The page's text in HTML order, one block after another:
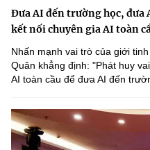
Địa chỉ: Ban Biên tập Cổng
Điện thoại: 024 3936 9506
stc@mst.gov.vn
©2026 Bản quyền thuộc Bộ
(Ghi rõ nguồn "https://
website này)
Đưa AI đến trường học, đưa
kết nối chuyên gia AI toàn
Nhấn mạnh vai trò của giới
Quân khẳng định: "Phát huy
AI toàn cầu để đưa AI đến